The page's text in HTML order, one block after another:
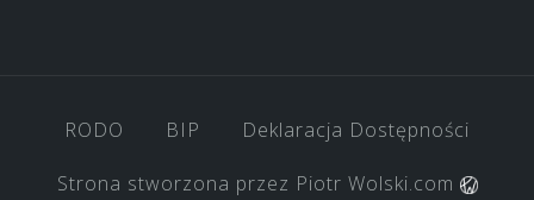
RODO BIP Deklaracja Dostępności
Strona stworzona przez Piotr Wolski.com